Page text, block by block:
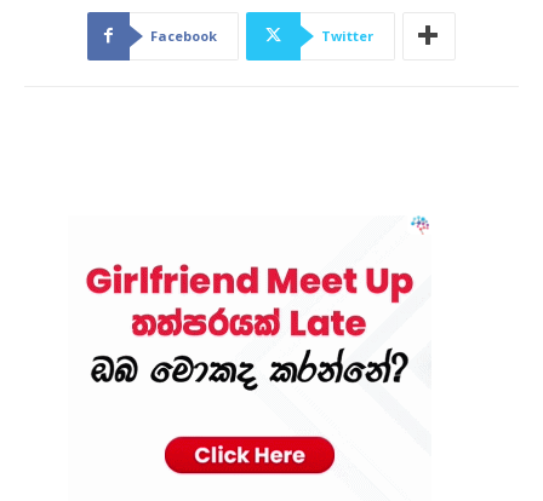
Facebook Twitter